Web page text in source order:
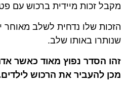
מקבל זכות מיידית ברכוש עם
הזכות שלו נדחית לשלב מאוחר
שנותרו באותו שלב.
זהו הסדר נפוץ מאוד כאשר
מכן להעביר את הרכוש